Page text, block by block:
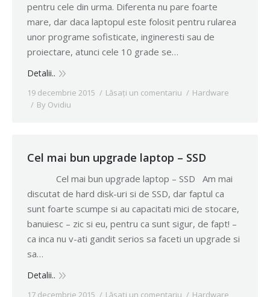
pentru cele din urma. Diferenta nu pare foarte
mare, dar daca laptopul este folosit pentru rularea
unor programe sofisticate, ingineresti sau de
proiectare, atunci cele 10 grade se…
Detalii..
19 decembrie 2015 Lăsați un comentariu
Hardware
By Ovidiu
Cel mai bun upgrade laptop – SSD
Cel mai bun upgrade laptop – SSD Am mai
discutat de hard disk-uri si de SSD, dar faptul ca
sunt foarte scumpe si au capacitati mici de stocare,
banuiesc – zic si eu, pentru ca sunt sigur, de fapt! –
ca inca nu v-ati gandit serios sa faceti un upgrade si
sa…
Detalii..
17 decembrie 2015 Lăsați un comentariu
Hardware